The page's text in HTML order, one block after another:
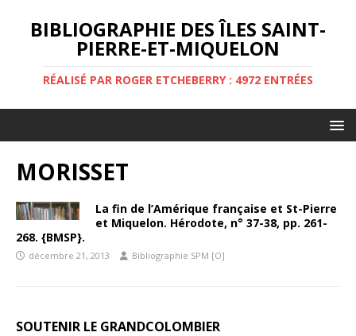
BIBLIOGRAPHIE DES ÎLES SAINT-
PIERRE-ET-MIQUELON
RÉALISÉ PAR ROGER ETCHEBERRY : 4972 ENTRÉES
MORISSET
La fin de l’Amérique française et St-Pierre
et Miquelon. Hérodote, n° 37-38, pp. 261-
268. {BMSP}.
décembre 21, 2013 Bibliographie SPM [O]
SOUTENIR LE GRANDCOLOMBIER